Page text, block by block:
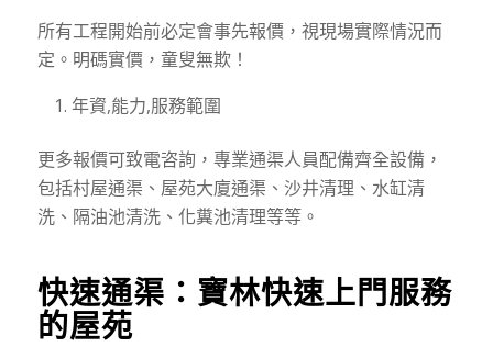
所有工程開始前必定會事先報價，視現場實際情況而
定。明碼實價，童叟無欺！
年資,能力,服務範圍
更多報價可致電咨詢，專業通渠人員配備齊全設備，
包括村屋通渠、屋苑大廈通渠、沙井清理、水缸清
洗、隔油池清洗、化糞池清理等等。
快速通渠： 寶林快速上門服務
的屋苑